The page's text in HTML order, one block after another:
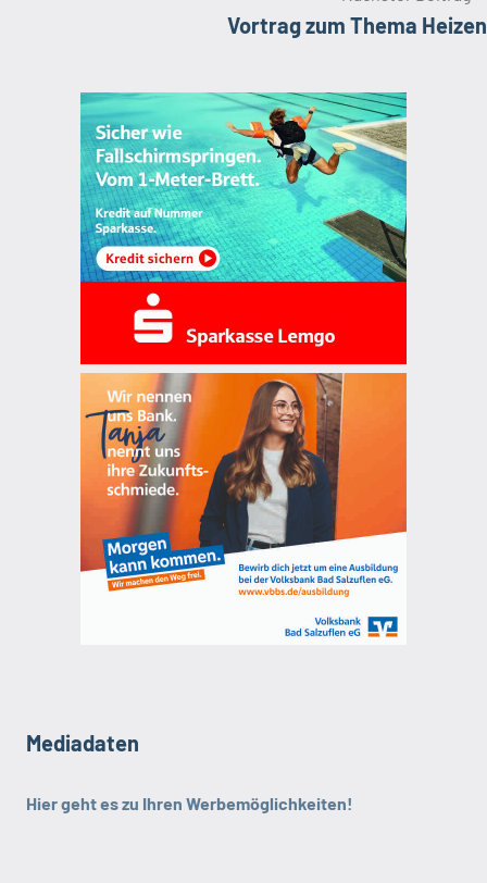
Vortrag zum Thema Heizen
Mediadaten
Hier geht es zu Ihren Werbemöglichkeiten!